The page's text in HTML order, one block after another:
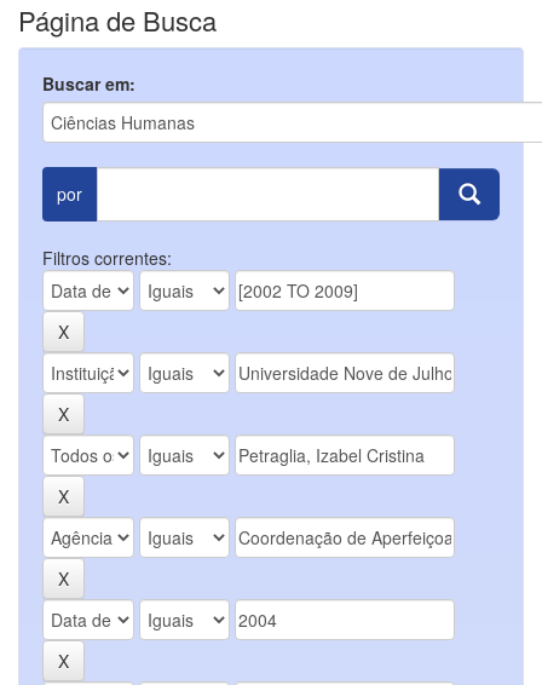
Página de Busca
Buscar em:
por
Filtros correntes: